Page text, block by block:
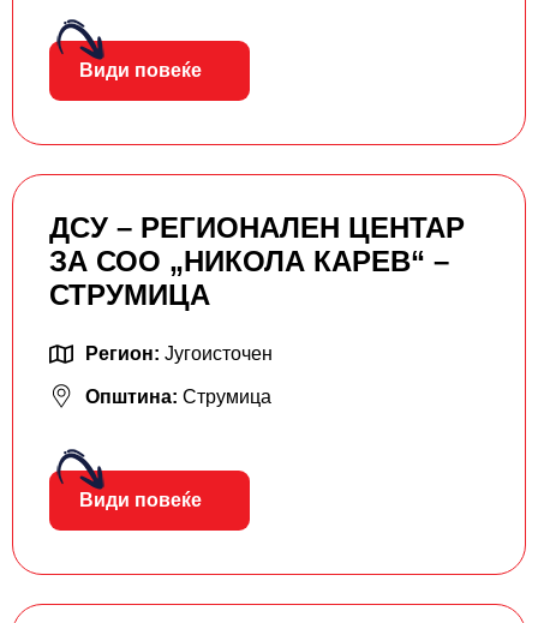
Види повеќе
ДСУ – РЕГИОНАЛЕН ЦЕНТАР
ЗА СОО „НИКОЛА КАРЕВ“ –
СТРУМИЦА
Регион: Југоисточен
Општина: Струмица
Види повеќе